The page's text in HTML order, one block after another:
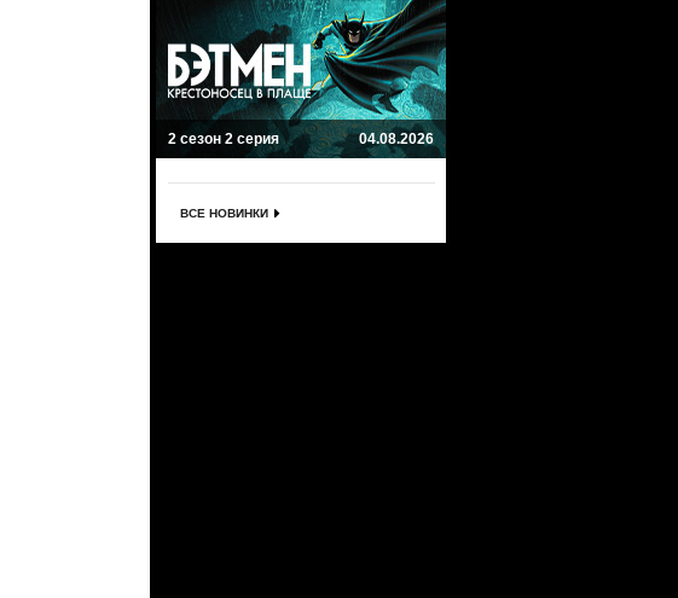
2 сезон 2 серия 04.08.2026
ВСЕ НОВИНКИ